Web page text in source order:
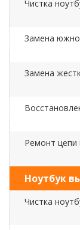
Чистка
Замена
Замена
Ремонт цепи
Ноутбук
Чистка